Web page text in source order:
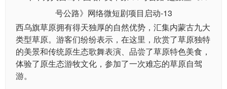
西乌旗草原拥有得天独厚的自然优势，汇集内蒙古九大
类型草原。游客们纷纷表示，在这里，欣赏了草原独特
的美景和传统原生态歌舞表演、品尝了草原特色美食，
体验了原生态游牧文化，参加了一次难忘的草原自驾
游。